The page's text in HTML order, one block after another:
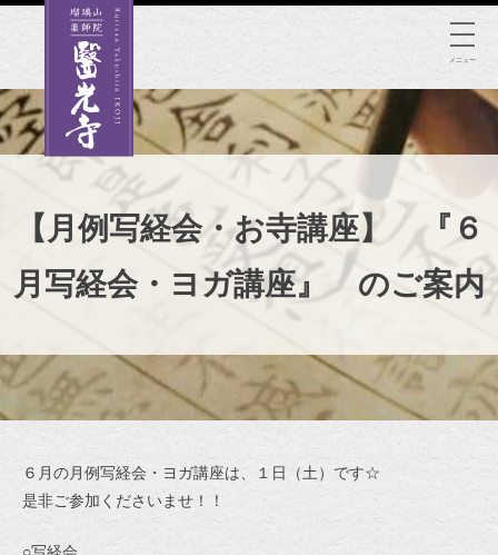
メニュー
【月例写経会・お寺講座】 『６
月写経会・ヨガ講座』 のご案内
６月の月例写経会・ヨガ講座は、１日（土）です☆
是非ご参加くださいませ！！
○写経会